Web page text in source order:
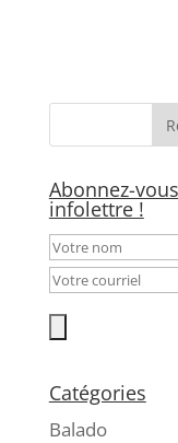
Abonnez-
infolettre !
Catégories
Balado